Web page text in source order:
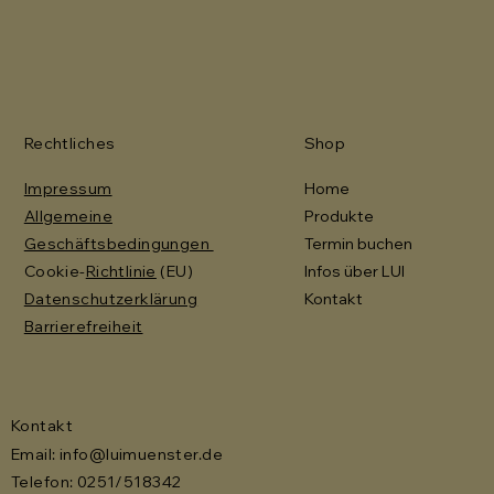
Shop
Home
Produkte
Termin buchen
Infos über LUI
Kontakt
Rechtliches
Impressum
Allgemeine
Geschäftsbedingungen
Cookie-Richtlinie (EU)
Datenschutzerklärung
Barrierefreiheit
Kontakt
Email: info@luimuenster.de
Telefon: 0251/518342